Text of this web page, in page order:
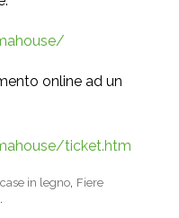
online ad un
ticket.htm
case in legno Fiere